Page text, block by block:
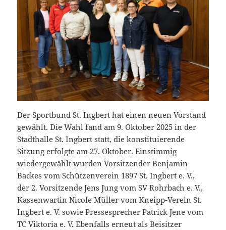
Der Sportbund St. Ingbert hat einen neuen Vorstand
gewählt. Die Wahl fand am 9. Oktober 2025 in der
Stadthalle St. Ingbert statt, die konstituierende
Sitzung erfolgte am 27. Oktober. Einstimmig
wiedergewählt wurden Vorsitzender Benjamin
Backes vom Schützenverein 1897 St. Ingbert e. V.,
der 2. Vorsitzende Jens Jung vom SV Rohrbach e. V.,
Kassenwartin Nicole Müller vom Kneipp-Verein St.
Ingbert e. V. sowie Pressesprecher Patrick Jene vom
TC Viktoria e. V. Ebenfalls erneut als Beisitzer